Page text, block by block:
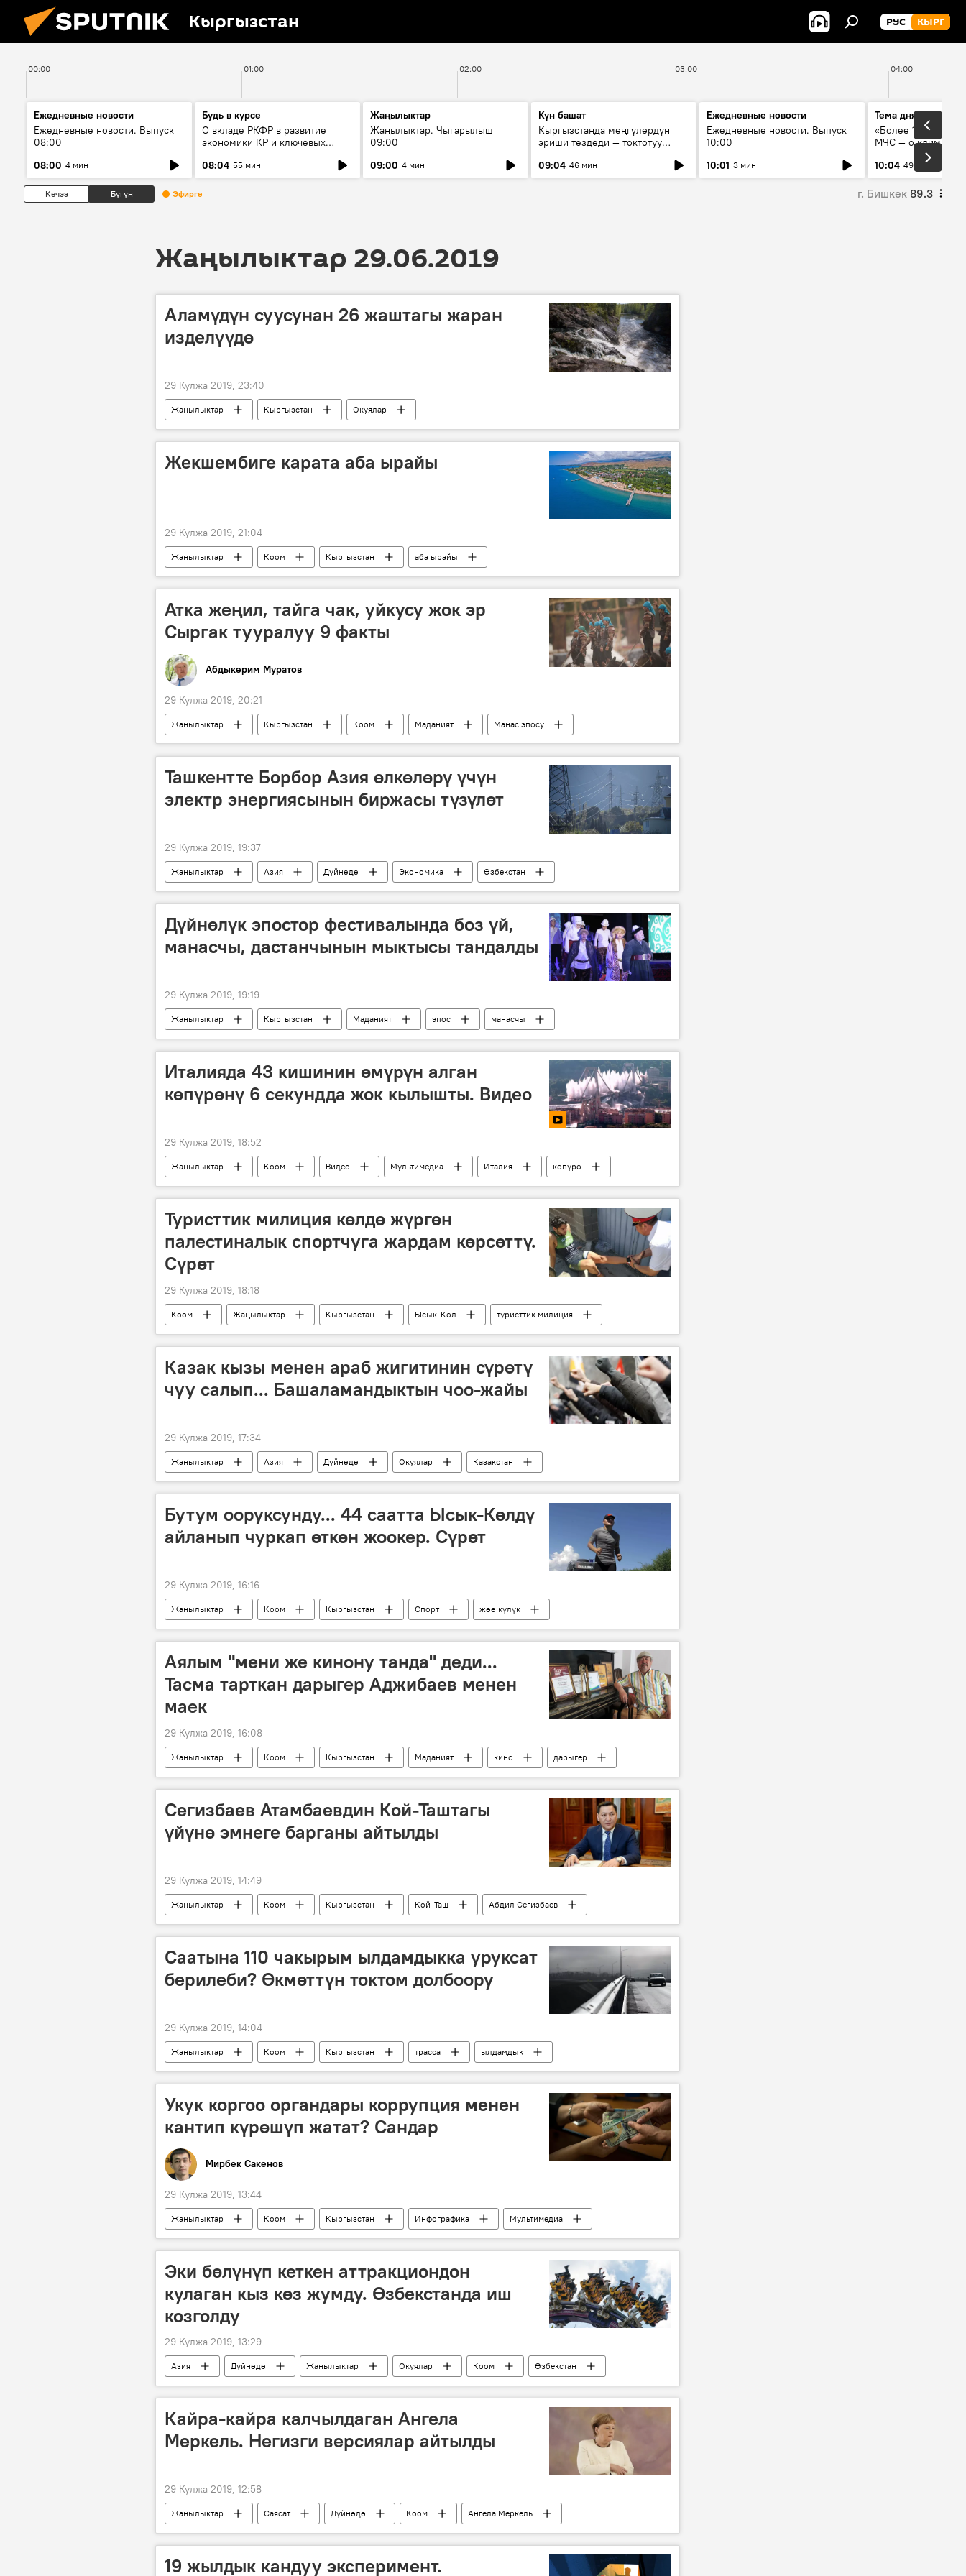
Кыргызстан РУС КЫРГ
00:00 01:00 02:00 03:00 04:00
Ежедневные новости
Ежедневные новости. Выпуск
08:00
08:00 4 мин
Будь в курсе
О вкладе РКФР в развитие
экономики КР и ключевых
08:04 55 мин
Жаңылыктар
Жаңылыктар. Чыгарылыш
09:00
09:00 4 мин
Күн башат
Кыргызстанда мөңгүлөрдүн
эриши тездеди — токтотуу
09:04 46 мин
Ежедневные новости
Ежедневные новости. Выпуск
10:00
10:01 3 мин
Тема дня
«Более 1200 сёл в
МЧС — о климате,
системе
населения
10:04 49 мин
Кечээ Бүгүн Эфирге г. Бишкек 89.3
Жаңылыктар 29.06.2019
Аламүдүн суусунан 26 жаштагы жаран
изделүүдө
29 Кулжа 2019, 23:40
Жаңылыктар Кыргызстан Окуялар
Жекшембиге карата аба ырайы
29 Кулжа 2019, 21:04
Жаңылыктар Коом Кыргызстан аба ырайы
Атка жеңил, тайга чак, уйкусу жок эр
Сыргак тууралуу 9 факты
Абдыкерим Муратов
29 Кулжа 2019, 20:21
Жаңылыктар Кыргызстан Коом Маданият
Манас эпосу
факты
Кыргыздын көркөм өнөрү, белгилүү инсандары жөнүндө фактылар
Ташкентте Борбор Азия өлкөлөрү үчүн
электр энергиясынын биржасы түзүлөт
29 Кулжа 2019, 19:37
Жаңылыктар Азия Дүйнөдө Экономика
Өзбекстан
электр энергиясы
экспорт биржа
Дүйнөлүк эпостор фестивалында боз үй,
манасчы, дастанчынын мыктысы тандалды
29 Кулжа 2019, 19:19
Жаңылыктар Кыргызстан Маданият эпос
манасчы
дастанчы
Боз үй сынак Бишкек
Италияда 43 кишинин өмүрүн алган
көпүрөнү 6 секундда жок кылышты. Видео
29 Кулжа 2019, 18:52
Жаңылыктар Коом Видео Мультимедиа Италия
көпүрө
жардыруу
Туристтик милиция көлдө жүргөн
палестиналык спортчуга жардам көрсөттү.
Сүрөт
29 Кулжа 2019, 18:18
Коом Жаңылыктар Кыргызстан Ысык-Көл
туристтик милиция
мелдеш
жардам Спорт
Казак кызы менен араб жигитинин сүрөтү
чуу салып... Башаламандыктын чоо-жайы
29 Кулжа 2019, 17:34
Жаңылыктар Азия Дүйнөдө Окуялар
Казакстан
башаламандык
Сүрөт
Бутум ооруксунду... 44 саатта Ысык-Көлдү
айланып чуркап өткөн жоокер. Сүрөт
29 Кулжа 2019, 16:16
Жаңылыктар Коом Кыргызстан Спорт
жөө күлүк
Улуттук Гвардия
марафон
Аялым "мени же кинону танда" деди...
Тасма тарткан дарыгер Аджибаев менен
маек
29 Кулжа 2019, 16:08
Жаңылыктар Коом Кыргызстан Маданият кино
дарыгер
медицина
ийгилик Ибадылла Аджибаев кинофестиваль
Сегизбаев Атамбаевдин Кой-Таштагы
үйүнө эмнеге барганы айтылды
29 Кулжа 2019, 14:49
Жаңылыктар Коом Кыргызстан Кой-Таш
Абдил Сегизбаев
Улан Исраилов
жолугушуу Алмазбек Атамбаев статусунан ажыратылды
Саатына 110 чакырым ылдамдыкка уруксат
берилеби? Өкмөттүн токтом долбоору
29 Кулжа 2019, 14:04
Жаңылыктар Коом Кыргызстан трасса
ылдамдык
автоунаа
Укук коргоо органдары коррупция менен
кантип күрөшүп жатат? Сандар
Мирбек Сакенов
29 Кулжа 2019, 13:44
Жаңылыктар Коом Кыргызстан Инфографика
Мультимедиа
коррупция
киберкылмыштуулук
Эки бөлүнүп кеткен аттракциондон
кулаган кыз көз жумду. Өзбекстанда иш
козголду
29 Кулжа 2019, 13:29
Азия Дүйнөдө Жаңылыктар Окуялар Коом
Өзбекстан
аттракцион
кыз өлүм кылмыш
Кайра-кайра калчылдаган Ангела
Меркель. Негизги версиялар айтылды
29 Кулжа 2019, 12:58
Жаңылыктар Саясат Дүйнөдө Коом
Ангела Меркель
эксперт
ден соолук оору себеп
19 жылдык кандуу эксперимент.